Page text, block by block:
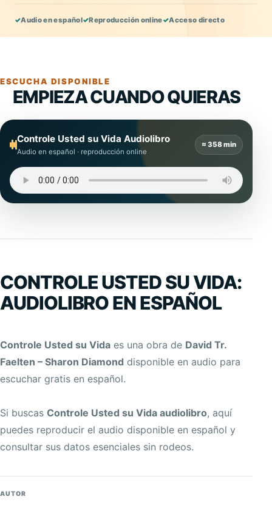
✓Audio en español✓Reproducción online✓Acceso directo
ESCUCHA DISPONIBLE
EMPIEZA CUANDO QUIERAS
Controle Usted su Vida Audiolibro
Audio en español · reproducción online
≈ 358 min
CONTROLE USTED SU VIDA:
AUDIOLIBRO EN ESPAÑOL
Controle Usted su Vida es una obra de David Tr.
Faelten – Sharon Diamond disponible en audio para
escuchar gratis en español.
Si buscas Controle Usted su Vida audiolibro, aquí
puedes reproducir el audio disponible en español y
consultar sus datos esenciales sin rodeos.
AUTOR